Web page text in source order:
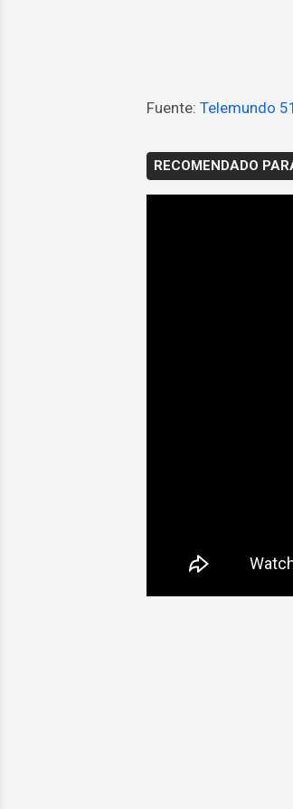
Fuente: Telemundo 51
RECOMENDADO